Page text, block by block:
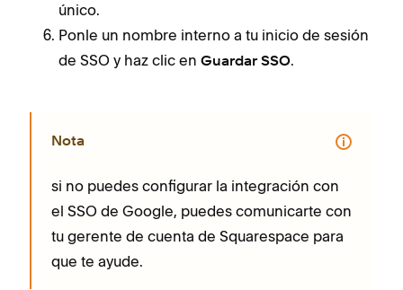
único.
Ponle un nombre interno a tu inicio de sesión
de SSO y haz clic en Guardar SSO.
Nota
si no puedes configurar la integración con
el SSO de Google, puedes comunicarte con
tu gerente de cuenta de Squarespace para
que te ayude.